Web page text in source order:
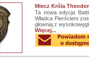
Miecz Króla
Ta nowa edycja
Władca Pierścieni
głownią z
Więcej...